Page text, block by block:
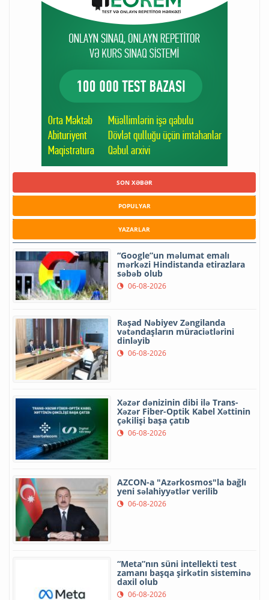
SON XƏBƏR
POPULYAR
YAZARLAR
“Google”un məlumat emalı
mərkəzi Hindistanda etirazlara
səbəb olub
06-08-2026
Rəşad Nəbiyev Zəngilanda
vətəndaşların müraciətlərini
dinləyib
06-08-2026
Xəzər dənizinin dibi ilə Trans-
Xəzər Fiber-Optik Kabel Xəttinin
çəkilişi başa çatıb
06-08-2026
AZCON-a "Azərkosmos"la bağlı
yeni səlahiyyətlər verilib
06-08-2026
“Meta”nın süni intellekti test
zamanı başqa şirkətin sisteminə
daxil olub
06-08-2026